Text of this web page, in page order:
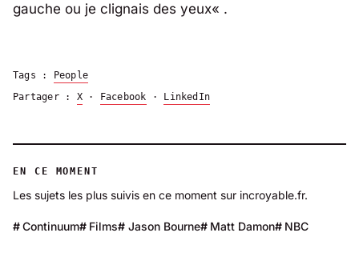
gauche ou je clignais des yeux« .
Tags :
People
Partager : X· Facebook · LinkedIn
EN CE MOMENT
Les sujets les plus suivis en ce moment sur incroyable.fr.
Continuum Films Jason Bourne Matt Damon NBC